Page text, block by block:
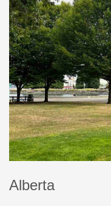
Alberta